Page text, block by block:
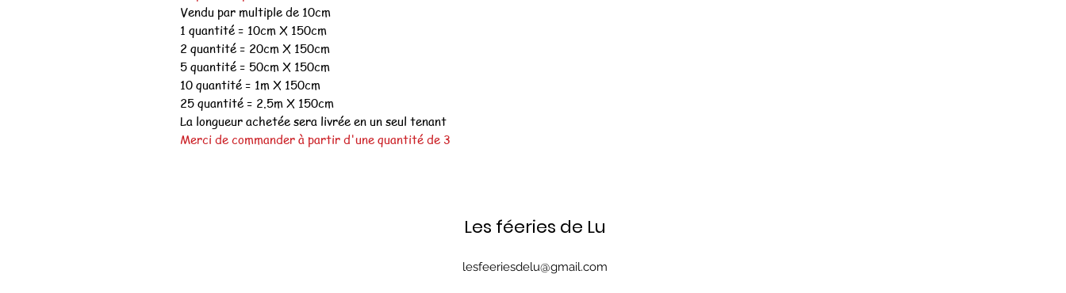
Vendu par multiple de 10cm
1 quantité = 10cm X 150cm
2 quantité = 20cm X 150cm
5 quantité = 50cm X 150cm
10 quantité = 1m X 150cm
25 quantité = 2.5m X 150cm
La longueur achetée sera livrée en un seul tenant
Merci de commander à partir d'une quantité de 3
Les féeries de Lu
lesfeeriesdelu@gmail.com